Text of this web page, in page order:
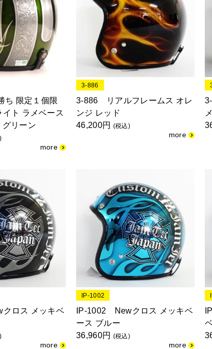
ち 限定１個限
イト ラメベース
グリーン
3-886
3-886 リアルフレームス オレ
ンジ レッド
46,200円 (税込)
ロス メッキベ
IP-1002
IP-1002 Newクロス メッキベ
ース ブルー
36,960円 (税込)